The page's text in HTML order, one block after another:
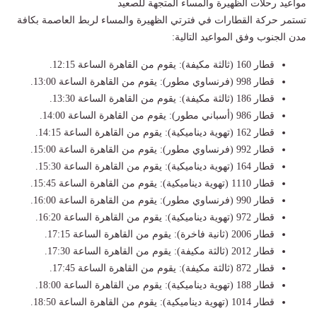
​مواعيد رحلات الظهيرة والمساء المتجهة للصعيد
​تستمر حركة القطارات في فترتي الظهيرة والمساء لربط العاصمة بكافة
مدن الجنوب وفق المواعيد التالية:
​قطار 160 (ثالثة مكيفة): يقوم من القاهرة الساعة 12:15.
​قطار 998 (فرنساوي مطور): يقوم من القاهرة الساعة 13:00.
​قطار 186 (ثالثة مكيفة): يقوم من القاهرة الساعة 13:30.
​قطار 986 (أسباني مطور): يقوم من القاهرة الساعة 14:00.
​قطار 162 (تهوية ديناميكية): يقوم من القاهرة الساعة 14:15.
​قطار 992 (فرنساوي مطور): يقوم من القاهرة الساعة 15:00.
​قطار 164 (تهوية ديناميكية): يقوم من القاهرة الساعة 15:30.
​قطار 1110 (تهوية ديناميكية): يقوم من القاهرة الساعة 15:45.
​قطار 990 (فرنساوي مطور): يقوم من القاهرة الساعة 16:00.
​قطار 972 (تهوية ديناميكية): يقوم من القاهرة الساعة 16:20.
​قطار 2006 (ثانية فاخرة): يقوم من القاهرة الساعة 17:15.
​قطار 2012 (ثالثة مكيفة): يقوم من القاهرة الساعة 17:30.
​قطار 872 (ثالثة مكيفة): يقوم من القاهرة الساعة 17:45.
​قطار 188 (تهوية ديناميكية): يقوم من القاهرة الساعة 18:00.
​قطار 1014 (تهوية ديناميكية): يقوم من القاهرة الساعة 18:50.